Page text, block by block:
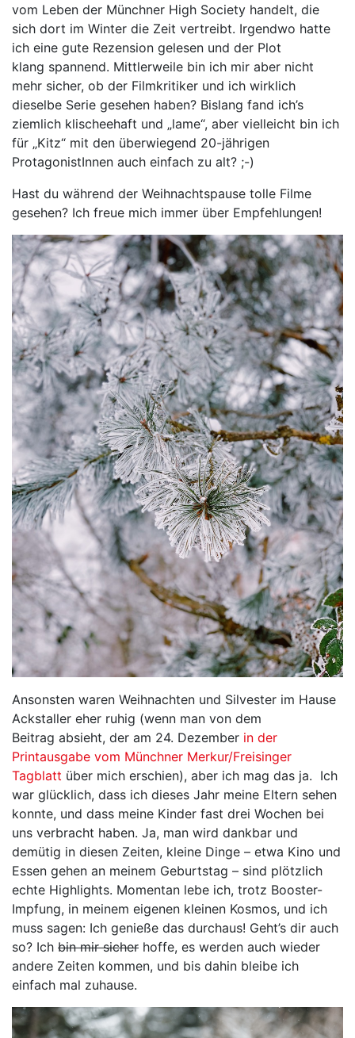
vom Leben der Münchner High Society handelt, die
sich dort im Winter die Zeit vertreibt. Irgendwo hatte
ich eine gute Rezension gelesen und der Plot
klang spannend. Mittlerweile bin ich mir aber nicht
mehr sicher, ob der Filmkritiker und ich wirklich
dieselbe Serie gesehen haben? Bislang fand ich’s
ziemlich klischeehaft und „lame“, aber vielleicht bin ich
für „Kitz“ mit den überwiegend 20-jährigen
ProtagonistInnen auch einfach zu alt? ;-)
Hast du während der Weihnachtspause tolle Filme
gesehen? Ich freue mich immer über Empfehlungen!
Ansonsten waren Weihnachten und Silvester im Hause
Ackstaller eher ruhig (wenn man von dem
Beitrag absieht, der am 24. Dezember in der
Printausgabe vom Münchner Merkur/Freisinger
Tagblatt über mich erschien), aber ich mag das ja. Ich
war glücklich, dass ich dieses Jahr meine Eltern sehen
konnte, und dass meine Kinder fast drei Wochen bei
uns verbracht haben. Ja, man wird dankbar und
demütig in diesen Zeiten, kleine Dinge – etwa Kino und
Essen gehen an meinem Geburtstag – sind plötzlich
echte Highlights. Momentan lebe ich, trotz Booster-
Impfung, in meinem eigenen kleinen Kosmos, und ich
muss sagen: Ich genieße das durchaus! Geht’s dir auch
so? Ich bin mir sicher hoffe, es werden auch wieder
andere Zeiten kommen, und bis dahin bleibe ich
einfach mal zuhause.